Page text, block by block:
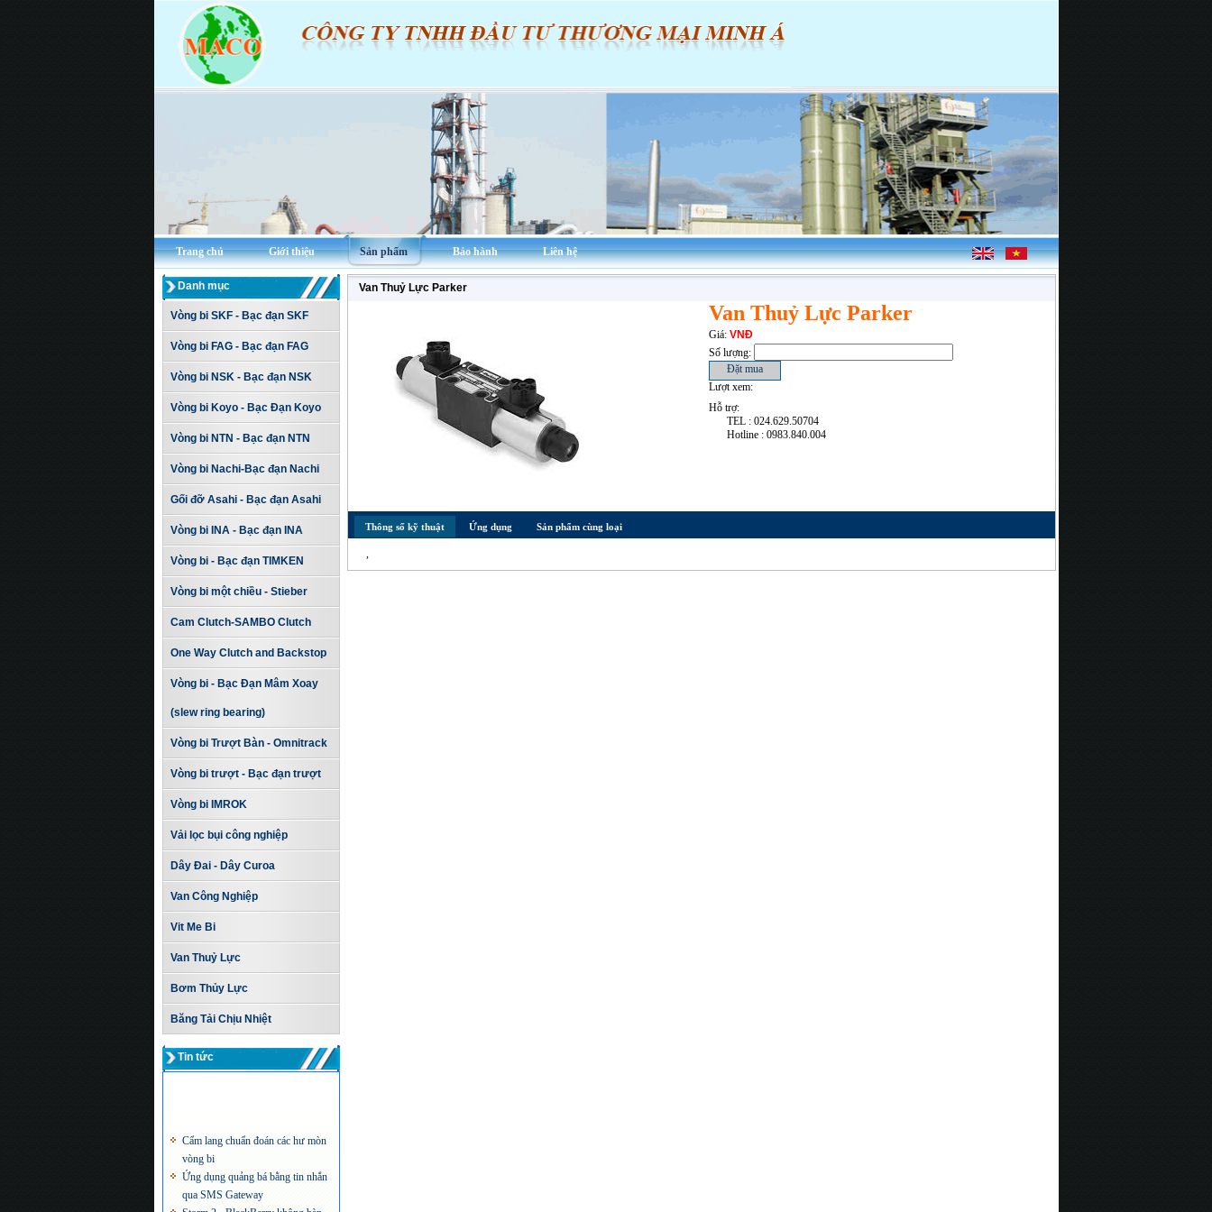
Trang chủ Giới thiệu Sản phẩm Bảo hành Liên hệ
Danh mục
Vòng bi SKF - Bạc đạn SKF
Vòng bi FAG - Bạc đạn FAG
Vòng bi NSK - Bạc đạn NSK
Vòng bi Koyo - Bạc Đạn Koyo
Vòng bi NTN - Bạc đạn NTN
Vòng bi Nachi-Bạc đạn Nachi
Gối đỡ Asahi - Bạc đạn Asahi
Vòng bi INA - Bạc đạn INA
Vòng bi - Bạc đạn TIMKEN
Vòng bi một chiều - Stieber
Cam Clutch-SAMBO Clutch
One Way Clutch and Backstop
Vòng bi - Bạc Đạn Mâm Xoay
(slew ring bearing)
Vòng bi Trượt Bàn - Omnitrack
Vòng bi trượt - Bạc đạn trượt
Vòng bi IMROK
Vải lọc bụi công nghiệp
Dây Đai - Dây Curoa
Van Công Nghiệp
Vit Me Bi
Van Thuỷ Lực
Bơm Thủy Lực
Băng Tải Chịu Nhiệt
Tin tức
Cẩm lang chuẩn đoán các hư mòn
vòng bi
Ứng dụng quảng bá bằng tin nhắn
qua SMS Gateway
Storm 2 - BlackBerry không bàn
Van Thuỷ Lực Parker
Van Thuỷ Lực Parker
Giá: VNĐ
Số lượng:
Lượt xem:
Hỗ trợ:
TEL : 024.629.50704
Hotline : 0983.840.004
Thông số kỹ thuật Ứng dụng Sản phẩm cùng loại
,